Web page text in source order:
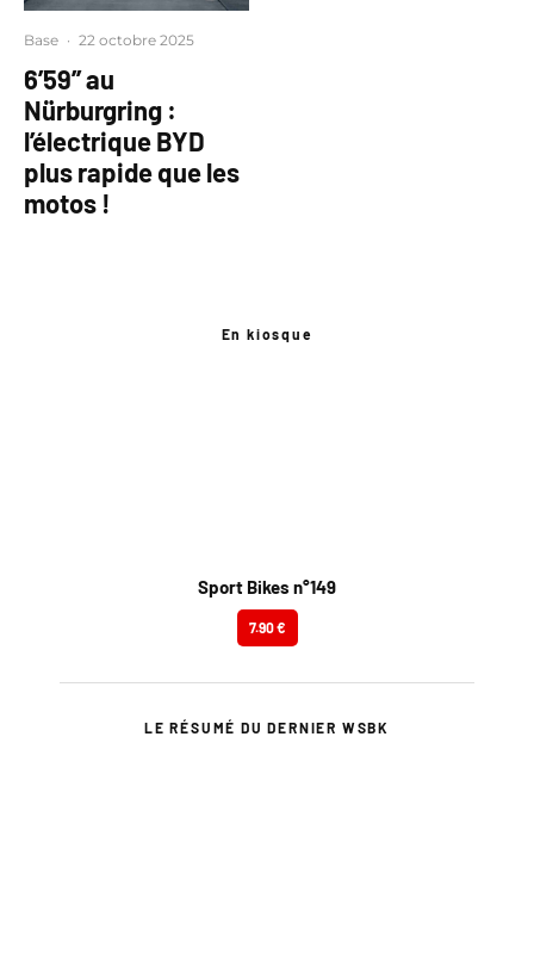
Base · 22 octobre 2025
6’59’’ au
Nürburgring :
l’électrique BYD
plus rapide que les
motos !
En kiosque
Sport Bikes n°149
7.90 €
LE RÉSUMÉ DU DERNIER WSBK